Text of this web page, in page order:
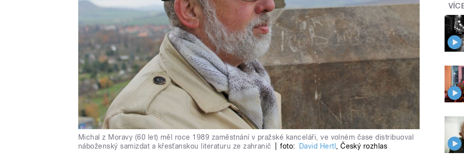
Michal z Moravy (60 let) měl roce 1989 zaměstnání v pražské kanceláři, ve volném čase distribuoval
náboženský samizdat a křesťanskou literaturu ze zahranič
foto: David Hertl ,Český rozhlas